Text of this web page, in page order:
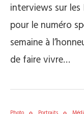
interviews sur
pour le numéro
semaine à
de faire vivre…